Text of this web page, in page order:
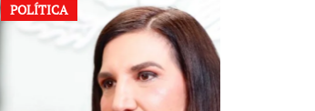
POLÍTICA